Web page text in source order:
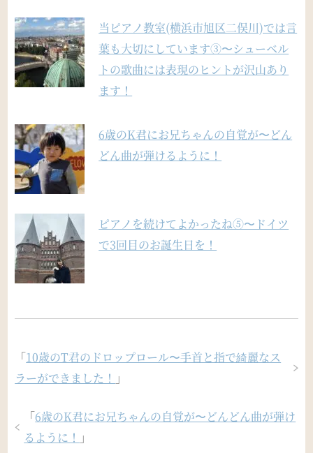
当ピアノ教室(横浜市旭区二俣川)では言
葉も大切にしています③〜シューベル
トの歌曲には表現のヒントが沢山あり
ます！
6歳のK君にお兄ちゃんの自覚が〜どん
どん曲が弾けるように！
ピアノを続けてよかったね⑤〜ドイツ
で3回目のお誕生日を！
「10歳のT君のドロップロール〜手首と指で綺麗なス
ラーができました！ 」
「6歳のK君にお兄ちゃんの自覚が〜どんどん曲が弾け
るように！ 」